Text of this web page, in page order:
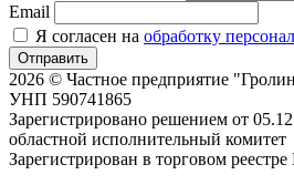
Email
Я согласен на обработку
Отправить
2026 © Частное предприятие
УНП 590741865
Зарегистрировано решением от
областной исполнительный комитет
Зарегистрирован в торговом